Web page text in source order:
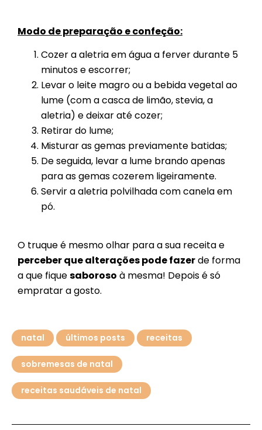
Modo de preparação e confeção:
Cozer a aletria em água a ferver durante 5
minutos e escorrer;
Levar o leite magro ou a bebida vegetal ao
lume (com a casca de limão, stevia, a
aletria) e deixar até cozer;
Retirar do lume;
Misturar as gemas previamente batidas;
De seguida, levar a lume brando apenas
para as gemas cozerem ligeiramente.
Servir a aletria polvilhada com canela em
pó.
O truque é mesmo olhar para a sua receita e
perceber que alterações pode fazerde forma
a que fiquesaboroso à mesma! Depois é só
empratar a gosto.
natal últimos posts receitas
sobremesas de natal
receitas saudáveis de natal